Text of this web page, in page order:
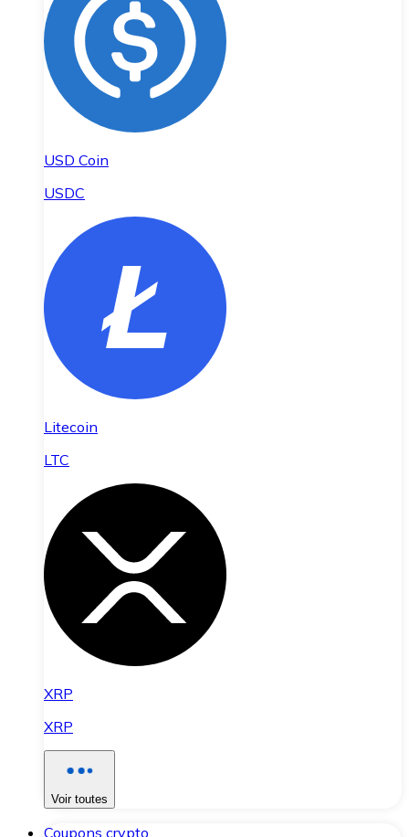
USD Coin
USDC
Litecoin
LTC
XRP
XRP
Voir toutes
Coupons crypto